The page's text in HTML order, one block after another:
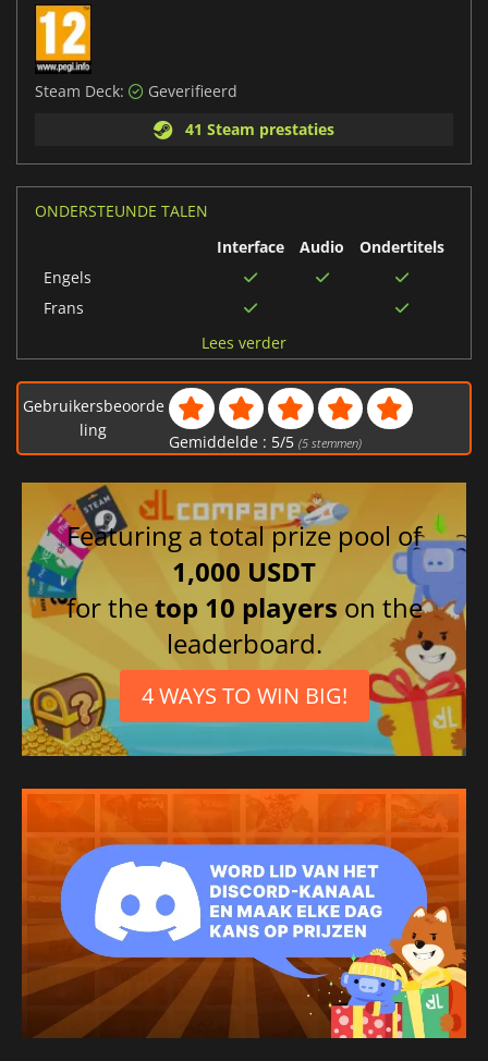
Steam Deck:
Geverifieerd
41 Steam prestaties
ONDERSTEUNDE TALEN
Interface
Audio
Ondertitels
Engels
Frans
Vereenvoudigd
Chinees
Duits
Lees verder
Gebruikersbeoorde
ling
Gemiddelde : 5/5 (5stemmen)
Featuring a total prize pool of
1,000 USDT
for thetop 10 players on the
leaderboard.
4 WAYS TO WIN BIG!